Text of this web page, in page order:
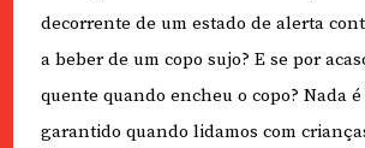
decorrente de um estado de alerta
a beber de um copo sujo? E se por
quente quando encheu o copo? Nada
garantido quando lidamos com